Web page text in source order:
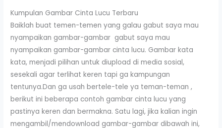
Kumpulan Gambar Cinta Lucu Terbaru
Baiklah buat temen-temen yang galau gabut saya mau
nyampaikan gambar-gambar gabut saya mau
nyampaikan gambar-gambar cinta lucu. Gambar kata
kata, menjadi pilihan untuk diupload di media sosial,
sesekali agar terlihat keren tapi ga kampungan
tentunya.Dan ga usah bertele-tele ya teman-teman ,
berikut ini beberapa contoh gambar cinta lucu yang
pastinya keren dan bermakna. Satu lagi, jika kalian ingin
mengambil/mendownload gambar-gambar dibawah ini,